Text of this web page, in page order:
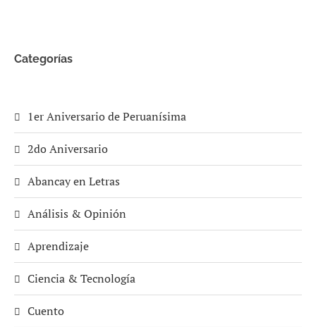
Categorías
1er Aniversario de Peruanísima
2do Aniversario
Abancay en Letras
Análisis & Opinión
Aprendizaje
Ciencia & Tecnología
Cuento